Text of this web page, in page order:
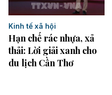
Kinh tế xã hội
Hạn chế rác nhựa, xả
thải: Lời giải xanh cho
du lịch Cần Thơ